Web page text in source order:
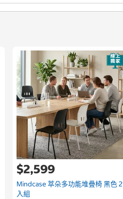
$2,599
Mindcase 萃朵多功能堆疊椅 黑色 2
入組